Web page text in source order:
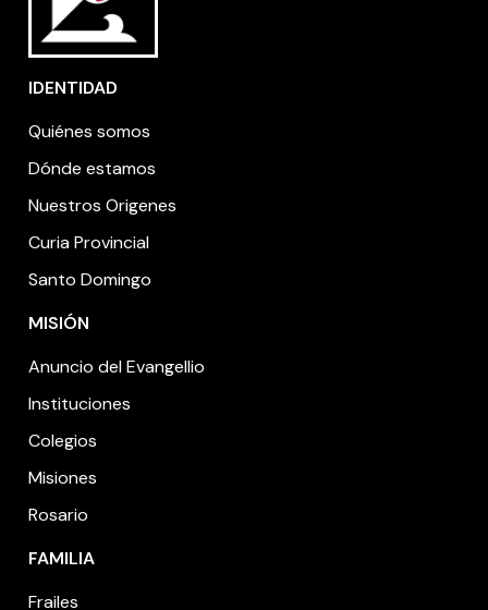
IDENTIDAD
Quiénes somos
Dónde estamos
Nuestros Origenes
Curia Provincial
Santo Domingo
MISIÓN
Anuncio del Evangellio
Instituciones
Colegios
Misiones
Rosario
FAMILIA
Frailes